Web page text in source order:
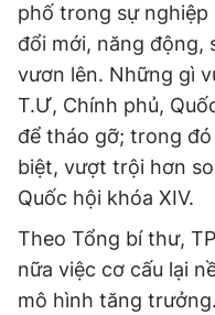
phố trong sự
đổi mới, năng động,
vươn lên. Những gì
T.Ư, Chính phủ,
để tháo gỡ; trong
biệt, vượt trội hơn
Quốc hội khóa XIV.
Theo Tổng bí thư,
nữa việc cơ cấu lại
mô hình tăng